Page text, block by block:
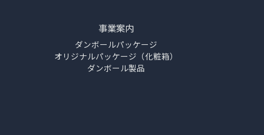
事業案内
ダンボールパッケージ
オリジナルパッケージ（化粧箱）
ダンボール製品